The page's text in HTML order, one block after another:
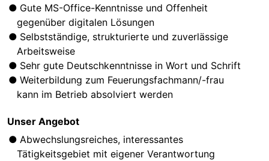
Gute MS-Office-Kenntnisse und Offenheit
gegenüber digitalen Lösungen
Selbstständige, strukturierte und zuverlässige
Arbeitsweise
Sehr gute Deutschkenntnisse in Wort und Schrift
Weiterbildung zum Feuerungsfachmann/-frau
kann im Betrieb absolviert werden
Unser Angebot
Abwechslungsreiches, interessantes
Tätigkeitsgebiet mit eigener Verantwortung